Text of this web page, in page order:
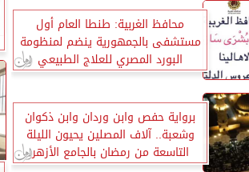
محافظ الغربية: طنطا العام أول
مستشفى بالجمهورية ينضم لمنظومة
البورد المصري للعلاج الطبيعي
برواية حفص وابن وردان وابن ذكوان
وشعبة.. آلاف المصلين يحيون الليلة
التاسعة من رمضان بالجامع الأزهر